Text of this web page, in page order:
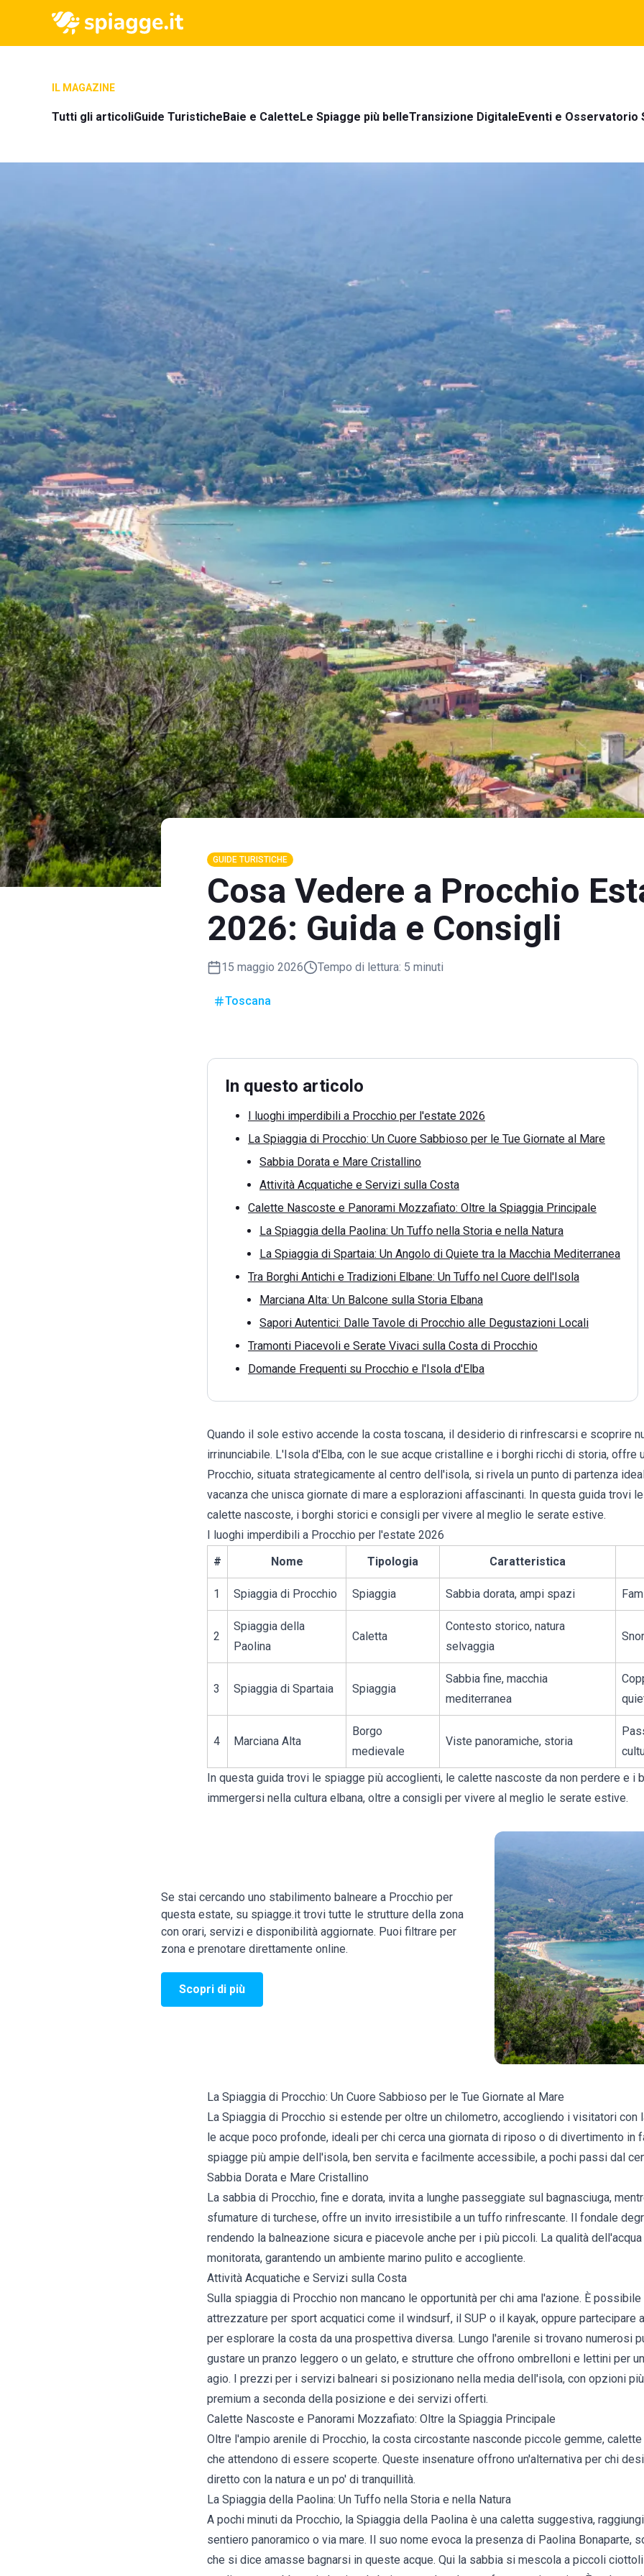
IL MAGAZINE
Tutti gli articoliGuide TuristicheBaie e CaletteLe Spiagge più belleTransizione DigitaleEventi e Osservatorio
GUIDE TURISTICHE
Cosa Vedere a Procchio
2026: Guida e Consigli
15 maggio 2026 Tempo di lettura: 5 minuti
Toscana
In questo articolo
I luoghi imperdibili a Procchio per l'estate 2026
La Spiaggia di Procchio: Un Cuore Sabbioso per le Tue Giornate al Mare
Sabbia Dorata e Mare Cristallino
Attività Acquatiche e Servizi sulla Costa
Calette Nascoste e Panorami Mozzafiato: Oltre la Spiaggia Principale
La Spiaggia della Paolina: Un Tuffo nella Storia e nella Natura
La Spiaggia di Spartaia: Un Angolo di Quiete tra la Macchia Mediterranea
Tra Borghi Antichi e Tradizioni Elbane: Un Tuffo nel Cuore dell'Isola
Marciana Alta: Un Balcone sulla Storia Elbana
Sapori Autentici: Dalle Tavole di Procchio alle Degustazioni Locali
Tramonti Piacevoli e Serate Vivaci sulla Costa di Procchio
Domande Frequenti su Procchio e l'Isola d'Elba
Quando il sole estivo accende la costa toscana, il desiderio di rinfrescarsi e scoprire
irrinunciabile. L'Isola d'Elba, con le sue acque cristalline e i borghi ricchi di storia, offre
Procchio, situata strategicamente al centro dell'isola, si rivela un punto di partenza
vacanza che unisca giornate di mare a esplorazioni affascinanti. In questa guida trovi
calette nascoste, i borghi storici e consigli per vivere al meglio le serate estive.
I luoghi imperdibili a Procchio per l'estate 2026
#
Nome Tipologia Caratteristica
1 Spiaggia di Procchio Spiaggia Sabbia dorata, ampi spazi
2
Spiaggia della
Paolina
Caletta
Contesto storico, natura
selvaggia
3 Spiaggia di Spartaia Spiaggia
Sabbia fine, macchia
mediterranea
4 Marciana Alta
Borgo
medievale
Viste panoramiche, storia
In questa guida trovi le spiagge più accoglienti, le calette nascoste da non perdere e i
immergersi nella cultura elbana, oltre a consigli per vivere al meglio le serate estive.
Se stai cercando uno stabilimento balneare a Procchio per
questa estate, su spiagge.it trovi tutte le strutture della zona
con orari, servizi e disponibilità aggiornate. Puoi filtrare per
zona e prenotare direttamente online.
Scopri di più
La Spiaggia di Procchio: Un Cuore Sabbioso per le Tue Giornate al Mare
La Spiaggia di Procchio si estende per oltre un chilometro, accogliendo i visitatori con
le acque poco profonde, ideali per chi cerca una giornata di riposo o di divertimento in
spiagge più ampie dell'isola, ben servita e facilmente accessibile, a pochi passi dal
Sabbia Dorata e Mare Cristallino
La sabbia di Procchio, fine e dorata, invita a lunghe passeggiate sul bagnasciuga,
sfumature di turchese, offre un invito irresistibile a un tuffo rinfrescante. Il fondale
rendendo la balneazione sicura e piacevole anche per i più piccoli. La qualità
monitorata, garantendo un ambiente marino pulito e accogliente.
Attività Acquatiche e Servizi sulla Costa
Sulla spiaggia di Procchio non mancano le opportunità per chi ama l'azione. È
attrezzature per sport acquatici come il windsurf, il SUP o il kayak, oppure partecipare
per esplorare la costa da una prospettiva diversa. Lungo l'arenile si trovano numerosi
gustare un pranzo leggero o un gelato, e strutture che offrono ombrelloni e lettini per
agio. I prezzi per i servizi balneari si posizionano nella media dell'isola, con opzioni
premium a seconda della posizione e dei servizi offerti.
Calette Nascoste e Panorami Mozzafiato: Oltre la Spiaggia Principale
Oltre l'ampio arenile di Procchio, la costa circostante nasconde piccole gemme,
che attendono di essere scoperte. Queste insenature offrono un'alternativa per chi
diretto con la natura e un po' di tranquillità.
La Spiaggia della Paolina: Un Tuffo nella Storia e nella Natura
A pochi minuti da Procchio, la Spiaggia della Paolina è una caletta suggestiva,
sentiero panoramico o via mare. Il suo nome evoca la presenza di Paolina Bonaparte,
che si dice amasse bagnarsi in queste acque. Qui la sabbia si mescola a piccoli